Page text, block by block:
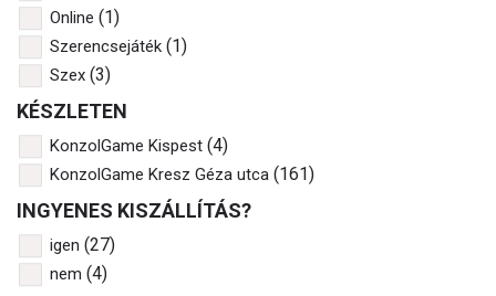
Online (1)
Szerencsejáték (1)
Szex (3)
KÉSZLETEN
KonzolGame Kispest (4)
KonzolGame Kresz Géza utca (161)
INGYENES KISZÁLLÍTÁS?
igen (27)
nem (4)